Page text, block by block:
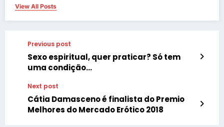
View All Posts
Previous post
Sexo espiritual, quer praticar? Só tem
uma condição…
Next post
Cátia Damasceno é finalista do Premio
Melhores do Mercado Erótico 2018